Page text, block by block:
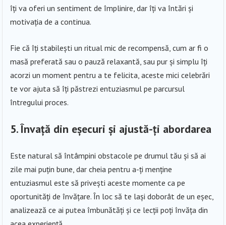
îți va oferi un sentiment de împlinire, dar îți va întări și
motivația de a continua.
Fie că îți stabilești un ritual mic de recompensă, cum ar fi o
masă preferată sau o pauză relaxantă, sau pur și simplu îți
acorzi un moment pentru a te felicita, aceste mici celebrări
te vor ajuta să îți păstrezi entuziasmul pe parcursul
întregului proces.
5. Învață din eșecuri și ajustă-ți abordarea
Este natural să întâmpini obstacole pe drumul tău și să ai
zile mai puțin bune, dar cheia pentru a-ți menține
entuziasmul este să privești aceste momente ca pe
oportunități de învățare. În loc să te lași doborât de un eșec,
analizează ce ai putea îmbunătăți și ce lecții poți învăța din